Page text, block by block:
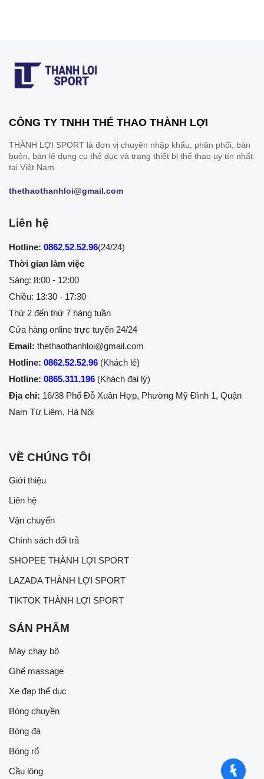
CÔNG TY TNHH THỂ THAO THÀNH LỢI
THÀNH LỢI SPORT là đơn vị chuyên nhập khẩu, phân phối, bán
buôn, bán lẻ dụng cụ thể dục và trang thiết bị thể thao uy tín nhất
tại Việt Nam.
thethaothanhloi@gmail.com
Liên hệ
Hotline: 0862.52.52.96(24/24)
Thời gian làm việc
Sáng: 8:00 - 12:00
Chiều: 13:30 - 17:30
Thứ 2 đến thứ 7 hàng tuần
Cửa hàng online trực tuyến 24/24
Email: thethaothanhloi@gmail.com
Hotline: 0862.52.52.96 (Khách lẻ)
Hotline: 0865.311.196 (Khách đại lý)
Địa chỉ: 16/38 Phố Đỗ Xuân Hợp, Phường Mỹ Đình 1, Quận
Nam Từ Liêm, Hà Nội
VỀ CHÚNG TÔI
Giới thiệu
Liên hệ
Vận chuyển
Chính sách đổi trả
SHOPEE THÀNH LỢI SPORT
LAZADA THÀNH LỢI SPORT
TIKTOK THÀNH LỢI SPORT
SẢN PHẨM
Máy chạy bộ
Ghế massage
Xe đạp thể dục
Bóng chuyền
Bóng đá
Bóng rổ
Cầu lông